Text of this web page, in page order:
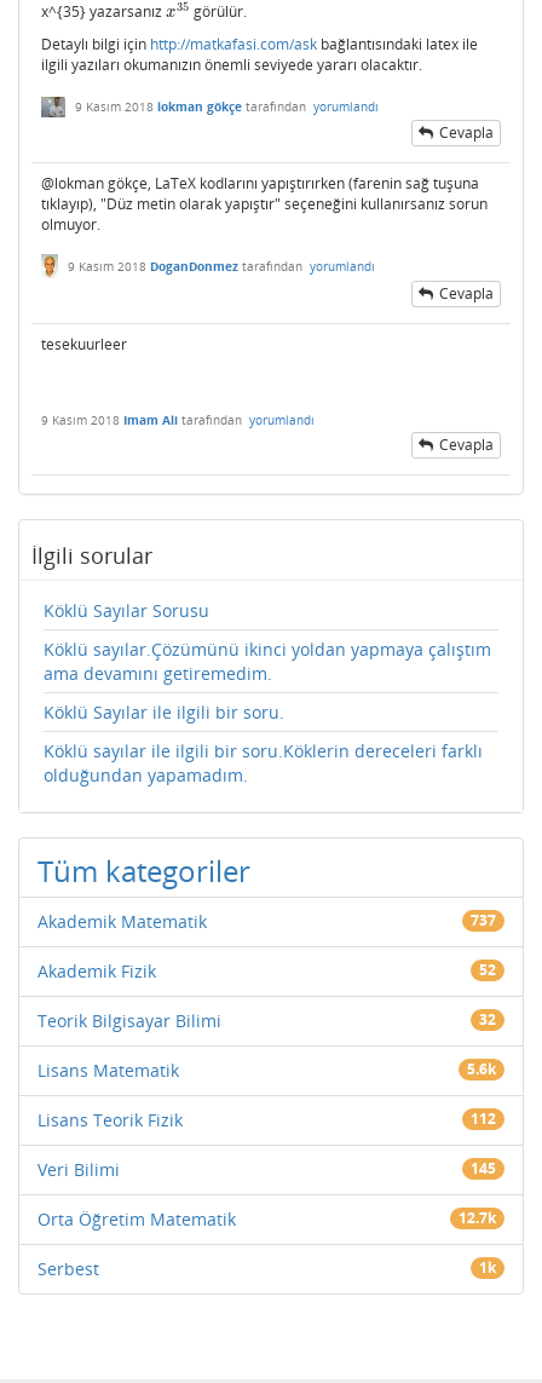
x^{35} yazarsanız x35
x35 görülür.
Detaylı bilgi için http://matkafasi.com/ask bağlantısındaki latex ile
ilgili yazıları okumanızın önemli seviyede yararı olacaktır.
9 Kasım 2018 lokman gökçe tarafından yorumlandı
Cevapla
@lokman gökçe, LaTeX kodlarını yapıştırırken (farenin sağ tuşuna
tıklayıp), "Düz metin olarak yapıştır" seçeneğini kullanırsanız sorun
olmuyor.
9 Kasım 2018 DoganDonmez tarafından yorumlandı
Cevapla
tesekuurleer
9 Kasım 2018 Imam Ali tarafından yorumlandı
Cevapla
İlgili sorular
Köklü Sayılar Sorusu
Köklü sayılar.Çözümünü ikinci yoldan yapmaya çalıştım
ama devamını getiremedim.
Köklü Sayılar ile ilgili bir soru.
Köklü sayılar ile ilgili bir soru.Köklerin dereceleri farklı
olduğundan yapamadım.
Tüm kategoriler
Akademik Matematik 737
Akademik Fizik 52
Teorik Bilgisayar Bilimi 32
Lisans Matematik 5.6k
Lisans Teorik Fizik 112
Veri Bilimi 145
Orta Öğretim Matematik 12.7k
Serbest 1k